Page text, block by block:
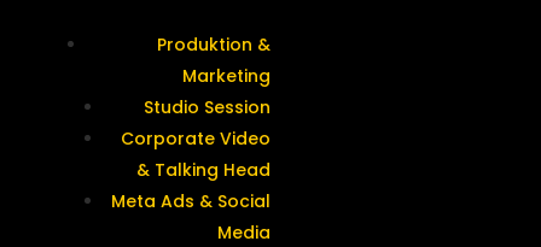
Produktion &
Marketing
Studio Session
Corporate Video
& Talking Head
Meta Ads & Social
Media